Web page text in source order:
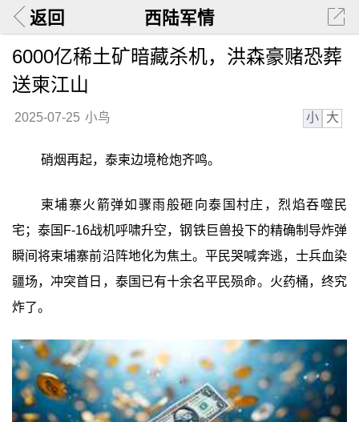
返回 西陆军情
6000亿稀土矿暗藏杀机，洪森豪赌恐葬
送柬江山
2025-07-25 小鸟 小 大
硝烟再起，泰柬边境枪炮齐鸣。
柬埔寨火箭弹如骤雨般砸向泰国村庄，烈焰吞噬民
宅；泰国F-16战机呼啸升空，钢铁巨兽投下的精确制导炸弹
瞬间将柬埔寨前沿阵地化为焦土。平民哭喊奔逃，士兵血染
疆场，冲突首日，泰国已有十余名平民殒命。火药桶，终究
炸了。